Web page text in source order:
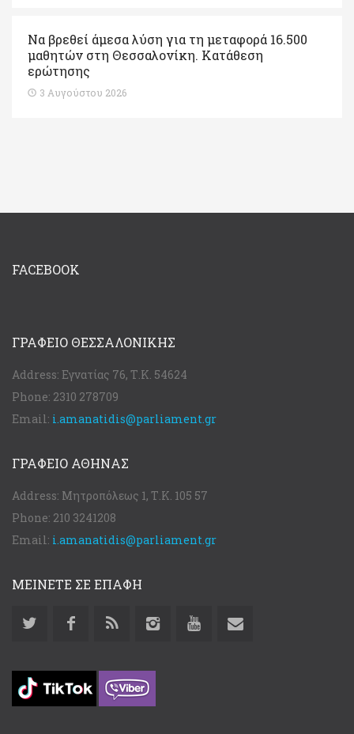
Να βρεθεί άμεσα λύση για τη μεταφορά 16.500
μαθητών στη Θεσσαλονίκη. Κατάθεση
ερώτησης
3 Αυγούστου 2026
FACEBOOK
ΓΡΑΦΕΊΟ ΘΕΣΣΑΛΟΝΊΚΗΣ
Address: Εγνατίας 76, Τ.Κ. 54624
Phone: 2310 278709
Email: i.amanatidis@parliament.gr
ΓΡΑΦΕΊΟ ΑΘΉΝΑΣ
Address: Μητροπόλεως 1, Τ.Κ. 105 57
Phone: 210 3241208
Email: i.amanatidis@parliament.gr
ΜΕΙΝΕΤΕ ΣΕ ΕΠΑΦΗ